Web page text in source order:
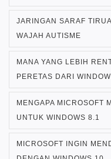
JARINGAN SARAF
WAJAH AUTISME
MANA YANG LEBIH
PERETAS DARI
MENGAPA MICROSOFT
UNTUK WINDOWS 8.1
MICROSOFT INGIN